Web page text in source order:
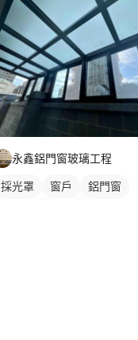
永鑫鋁門窗玻璃工程
採光罩 窗戶
鋁門窗